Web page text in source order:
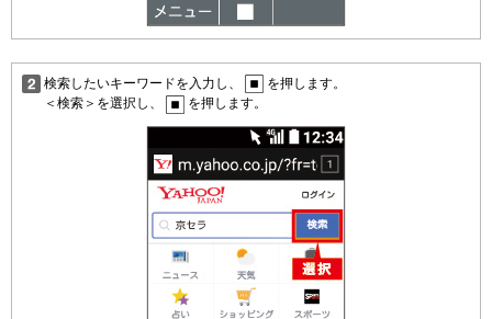
検索したいキーワードを入力し、
を押します。
＜検索＞を選択し、
を押します。